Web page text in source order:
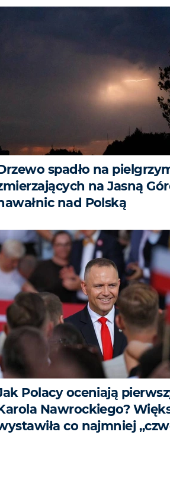
spadło na
na Jasną
nad Polską
Polacy oceniają
Nawrockiego?
co najmniej